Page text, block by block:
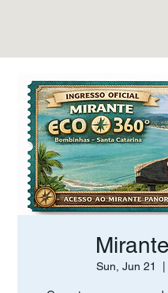
Sun, Jun 21